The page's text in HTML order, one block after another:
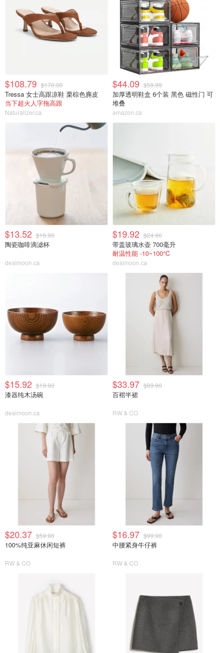
$108.79 $170.00
Tressa 女士高跟凉鞋 栗棕色麂皮
当下超火人字拖高跟
Naturalizer.ca
$44.09 $59.99
加厚透明鞋盒 6个装 黑色 磁性门 可
堆叠
amazon.ca
$13.52 $16.90
陶瓷咖啡滴滤杯
dealmoon.ca
$19.92 $24.90
带盖玻璃水壶 700毫升
耐温性能 -10~100℃
dealmoon.ca
$15.92 $19.90
漆器纯木汤碗
dealmoon.ca
$33.97 $89.90
百褶半裙
RW & CO
$20.37 $59.90
100%纯亚麻休闲短裤
RW & CO
$16.97 $99.90
中腰紧身牛仔裤
RW & CO